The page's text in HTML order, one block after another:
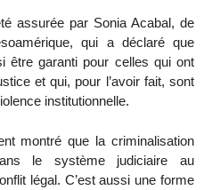
assurée par Sonia Acabal, de
qui a déclaré que
être garanti pour celles qui ont
et qui, pour l’avoir fait, sont
institutionnelle.
montré que la criminalisation
le système judiciaire au
légal. C’est aussi une forme